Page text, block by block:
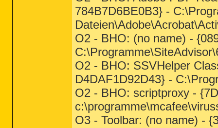
784B7D6BE0B3} -
O2 - BHO: (no name) -
O2 - BHO: SSVHelper
D4DAF1D92D43} -
O2 - BHO: scriptproxy -
O3 - Toolbar: (no name) -